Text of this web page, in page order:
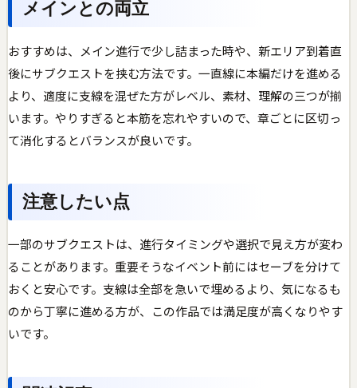
メインとの両立
おすすめは、メイン進行で少し詰まった時や、新エリア到着直
後にサブクエストを挟む方法です。一直線に本編だけを進める
より、適度に支線を混ぜた方がレベル、素材、理解の三つが揃
います。やりすぎると本筋を忘れやすいので、章ごとに区切っ
て消化するとバランスが良いです。
注意したい点
一部のサブクエストは、進行タイミングや選択で見え方が変わ
ることがあります。重要そうなイベント前にはセーブを分けて
おくと安心です。支線は全部を急いで埋めるより、気になるも
のから丁寧に進める方が、この作品では満足度が高くなりやす
いです。